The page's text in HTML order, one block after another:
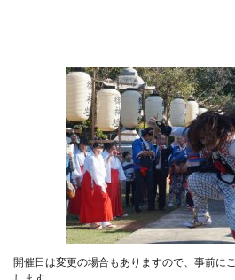
開催日は変更の場合もありますので、事前に